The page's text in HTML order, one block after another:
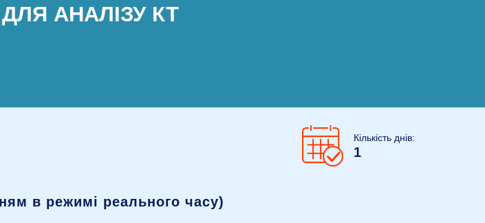
АНАЛІЗУ КТ
Кількість днів:
1
в режимі реального часу)